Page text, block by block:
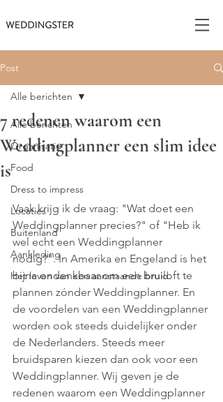
Post
Alle berichten
Organisatie
Food
Dress to impress
Locaties
Buitenland
Aankleding
Het leven van een aanstaande bruid.
Alle berichten
7 redenen waarom een
Weddingplanner een slim idee
is
Vaak krijg ik de vraag: "Wat doet een
Weddingplanner precies?" of "Heb ik
wel echt een Weddingplanner
nodig?". In Amerika en Engeland is het
bijna ondenkbaar om een bruiloft te
plannen zónder Weddingplanner. En
de voordelen van een Weddingplanner
worden ook steeds duidelijker onder
de Nederlanders. Steeds meer
bruidsparen kiezen dan ook voor een
Weddingplanner. Wij geven je de
redenen waarom een Weddingplanner